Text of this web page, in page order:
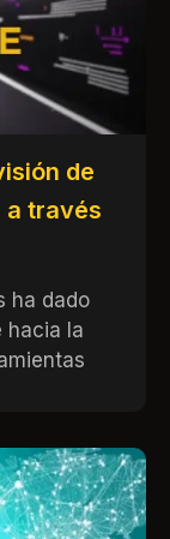
de
a través
ha dado
hacia la